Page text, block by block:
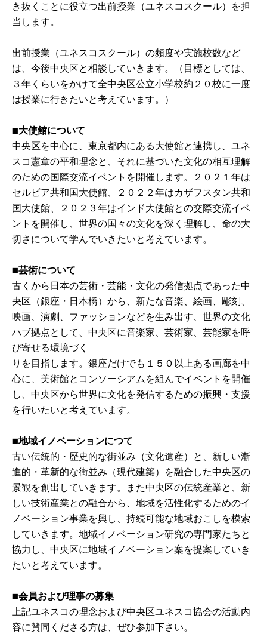
き抜くことに役立つ出前授業（ユネスコスクール）を担
当します。
出前授業（ユネスコスクール）の頻度や実施校数など
は、今後中央区と相談していきます。（目標としては、
３年くらいをかけて全中央区公立小学校約２０校に一度
は授業に行きたいと考えています。）
■大使館について
中央区を中心に、東京都内にある大使館と連携し、ユネ
スコ憲章の平和理念と、それに基づいた文化の相互理解
のための国際交流イベントを開催します。２０２１年は
セルビア共和国大使館、２０２２年はカザフスタン共和
国大使館、２０２３年はインド大使館との交際交流イベ
ントを開催し、世界の国々の文化を深く理解し、命の大
切さについて学んでいきたいと考えています。
■芸術について
古くから日本の芸術・芸能・文化の発信拠点であった中
央区（銀座・日本橋）から、新たな音楽、絵画、彫刻、
映画、演劇、ファッションなどを生み出す、世界の文化
ハブ拠点として、中央区に音楽家、芸術家、芸能家を呼
び寄せる環境づく
りを目指します。銀座だけでも１５０以上ある画廊を中
心に、美術館とコンソーシアムを組んでイベントを開催
し、中央区から世界に文化を発信するための振興・支援
を行いたいと考えています。
■地域イノベーションにつて
古い伝統的・歴史的な街並み（文化遺産）と、新しい漸
進的・革新的な街並み（現代建築）を融合した中央区の
景観を創出していきます。また中央区の伝統産業と、新
しい技術産業との融合から、地域を活性化するためのイ
ノベーション事業を興し、持続可能な地域おこしを模索
していきます。地域イノベーション研究の専門家たちと
協力し、中央区に地域イノベーション案を提案していき
たいと考えています。
■会員および理事の募集
上記ユネスコの理念および中央区ユネスコ協会の活動内
容に賛同くださる方は、ぜひ参加下さい。